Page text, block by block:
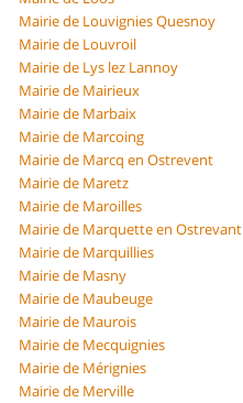
Mairie de Louvignies Quesnoy
Mairie de Louvroil
Mairie de Lys lez Lannoy
Mairie de Mairieux
Mairie de Marbaix
Mairie de Marcoing
Mairie de Marcq en Ostrevent
Mairie de Maretz
Mairie de Maroilles
Mairie de Marquette en Ostrevant
Mairie de Marquillies
Mairie de Masny
Mairie de Maubeuge
Mairie de Maurois
Mairie de Mecquignies
Mairie de Mérignies
Mairie de Merville